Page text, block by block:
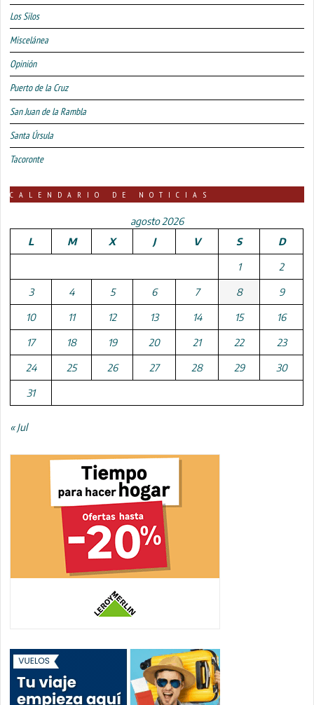
Los Silos
Miscelánea
Opinión
Puerto de la Cruz
San Juan de la Rambla
Santa Úrsula
Tacoronte
CALENDARIO DE NOTICIAS
agosto 2026
L
M X J V S D
1 2
3 4 5 6 7 8 9
10 11 12 13 14 15 16
17 18 19 20 21 22 23
24 25 26 27 28 29 30
31
« Jul